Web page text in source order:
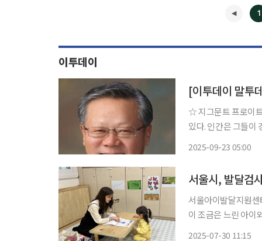
1
이투데이
[이투데이 말투
☆ 지그문트 프로이트 명언 “모든 사람은 저마다 소비해야만 하는 일
있다. 인간은 그들이
2025-09-23 05:00
서울시, 발달검
서울아이발달지원센
이 조금은 느린 아이
2025-07-30 11:15